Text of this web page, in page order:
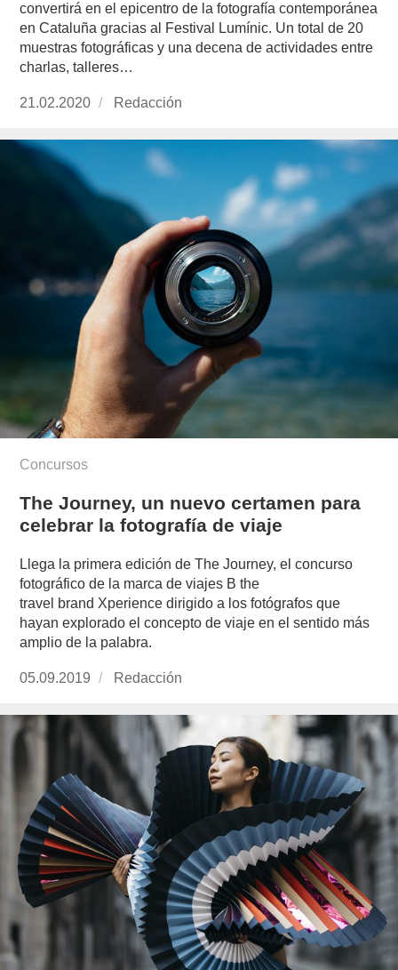
convertirá en el epicentro de la fotografía contemporánea
en Cataluña gracias al Festival Lumínic. Un total de 20
muestras fotográficas y una decena de actividades entre
charlas, talleres…
Publicado
21.02.2020 https://www.experimenta.es/author/redaccion/
Redacción
Concursos
The Journey, un nuevo certamen para
celebrar la fotografía de viaje
Llega la primera edición de The Journey, el concurso
fotográfico de la marca de viajes B the
travel brand Xperience dirigido a los fotógrafos que
hayan explorado el concepto de viaje en el sentido más
amplio de la palabra.
Publicado
05.09.2019 https://www.experimenta.es/author/redaccion/
Redacción